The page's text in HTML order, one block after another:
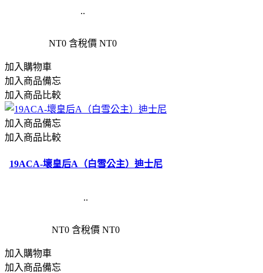
..
NT0 含稅價 NT0
加入購物車
加入商品備忘
加入商品比較
加入商品備忘
加入商品比較
19ACA-壞皇后A（白雪公主）迪士尼
..
NT0 含稅價 NT0
加入購物車
加入商品備忘